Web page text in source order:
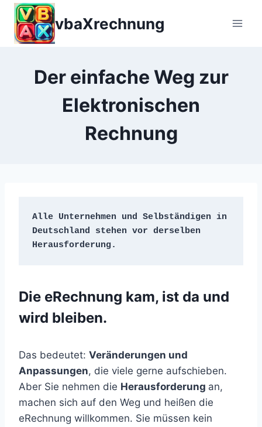
Zum
Inhalt
springen
vbaXrechnung
Der einfache Weg zur
Elektronischen
Rechnung
Alle Unternehmen und Selbständigen in
Deutschland stehen vor derselben
Herausforderung.
Die eRechnung kam, ist da und
wird bleiben.
Das bedeutet: Veränderungen und
Anpassungen, die viele gerne aufschieben.
Aber Sie nehmen die Herausforderung an,
machen sich auf den Weg und heißen die
eRechnung willkommen. Sie müssen kein